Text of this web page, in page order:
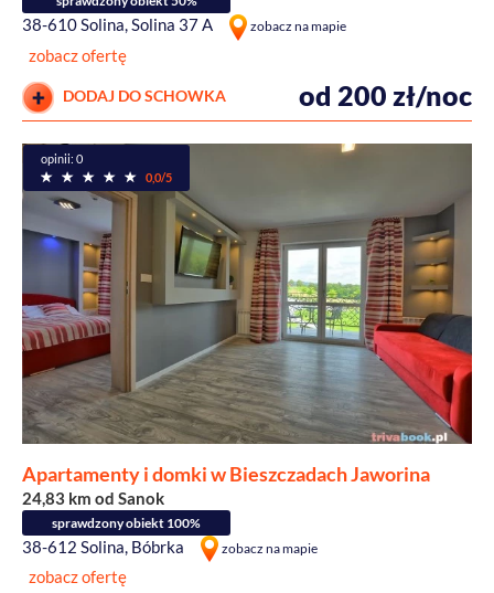
38-610 Solina, Solina 37 A zobacz na mapie
zobacz ofertę
DODAJ DO SCHOWKA od 200 zł/noc
opinii: 0
0,0/5
Apartamenty i domki w Bieszczadach Jaworina
24,83 km od Sanok
sprawdzony obiekt 100%
38-612 Solina, Bóbrka zobacz na mapie
zobacz ofertę